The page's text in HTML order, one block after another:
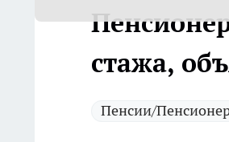
стажа,
Пенсии/